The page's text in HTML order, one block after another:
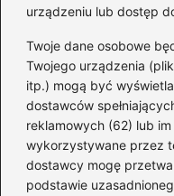
urządzeniu lub dostęp
Twoje dane osobowe
Twojego urządzenia
itp.) mogą być
dostawców
reklamowych (62) lub
wykorzystywane przez
dostawcy mogę
podstawie